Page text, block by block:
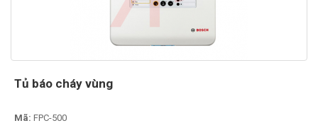
Tủ báo cháy vùng
Mã: FPC-500